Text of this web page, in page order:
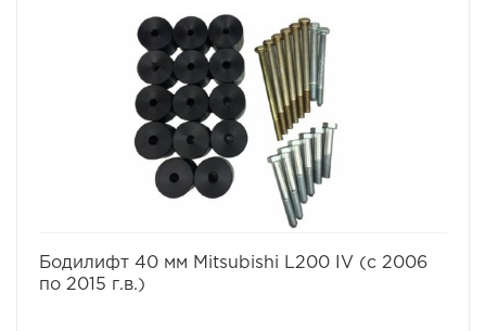
В комплект проставок для бодилифта L-200 до мая
2006 входят сами проставки, а также болты, гайки и
шайбы для крепления.
Характеристики комплекта проставок для бодилифта
L-200 до мая 2006:
Высота проставки: 4 см
Кол-во проставок: 14 шт
Материал: капролон
Бодилифт 40 мм Mitsubishi L200 IV (с 2006
по 2015 г.в.)